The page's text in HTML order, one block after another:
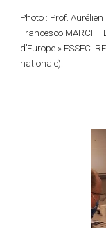
Photo : Prof. Aurélien
Francesco MARCHI
d’Europe » ESSEC
nationale).